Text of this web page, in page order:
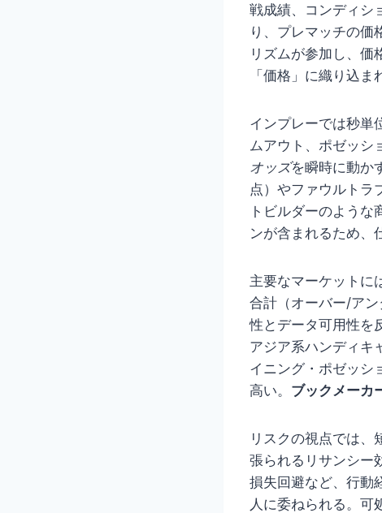
戦成績、コンディシ
り、プレマッチの価
リズムが参加し、価
「価格」に織り込ま
インプレーでは秒単
ムアウト、ポゼッシ
オッズを瞬時に動か
点）やファウルトラ
トビルダーのよう
ンが含まれるため、
主要なマーケットに
合計（オーバー/ア
性とデータ可用性を
アジア系ハンディキ
イニング・ポゼッシ
高い。 ブックメーカ
リスクの視点では、
張られるリサンシー
損失回避など、行動
人に委ねられる。可